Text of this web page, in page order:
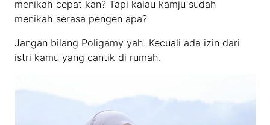
menikah cepat kan? Tapi kalau kamju sudah
menikah serasa pengen apa?
Jangan bilang Poligamy yah. Kecuali ada izin dari
istri kamu yang cantik di rumah.